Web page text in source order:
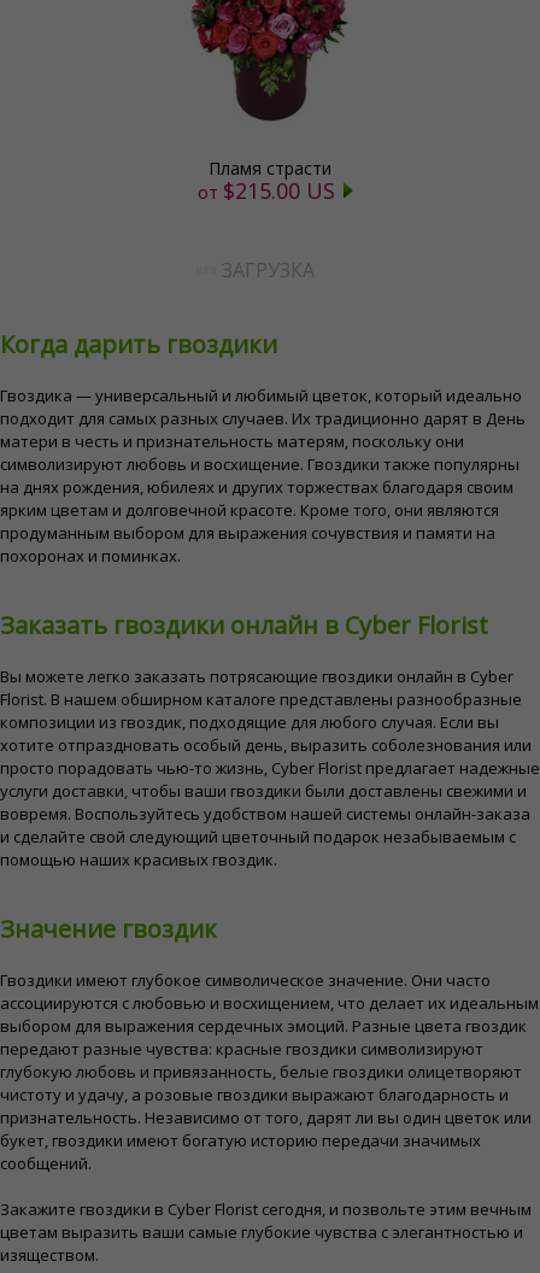
Пламя страсти
от $215.00 US
ЗАГРУЗКА
Когда дарить гвоздики
Гвоздика — универсальный и любимый цветок, который идеально
подходит для самых разных случаев. Их традиционно дарят в День
матери в честь и признательность матерям, поскольку они
символизируют любовь и восхищение. Гвоздики также популярны
на днях рождения, юбилеях и других торжествах благодаря своим
ярким цветам и долговечной красоте. Кроме того, они являются
продуманным выбором для выражения сочувствия и памяти на
похоронах и поминках.
Заказать гвоздики онлайн в Cyber ​​Florist
Вы можете легко заказать потрясающие гвоздики онлайн в Cyber ​​
Florist. В нашем обширном каталоге представлены разнообразные
композиции из гвоздик, подходящие для любого случая. Если вы
хотите отпраздновать особый день, выразить соболезнования или
просто порадовать чью-то жизнь, Cyber ​​Florist предлагает надежные
услуги доставки, чтобы ваши гвоздики были доставлены свежими и
вовремя. Воспользуйтесь удобством нашей системы онлайн-заказа
и сделайте свой следующий цветочный подарок незабываемым с
помощью наших красивых гвоздик.
Значение гвоздик
Гвоздики имеют глубокое символическое значение. Они часто
ассоциируются с любовью и восхищением, что делает их идеальным
выбором для выражения сердечных эмоций. Разные цвета гвоздик
передают разные чувства: красные гвоздики символизируют
глубокую любовь и привязанность, белые гвоздики олицетворяют
чистоту и удачу, а розовые гвоздики выражают благодарность и
признательность. Независимо от того, дарят ли вы один цветок или
букет, гвоздики имеют богатую историю передачи значимых
сообщений.
Закажите гвоздики в Cyber ​​Florist сегодня, и позвольте этим вечным
цветам выразить ваши самые глубокие чувства с элегантностью и
изяществом.